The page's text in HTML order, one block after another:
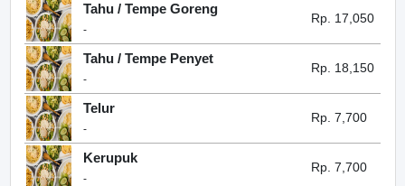
Tahu / Tempe Goreng
-
Rp. 17,050
Tahu / Tempe Penyet
-
Rp. 18,150
Telur
-
Rp. 7,700
Kerupuk
-
Rp. 7,700